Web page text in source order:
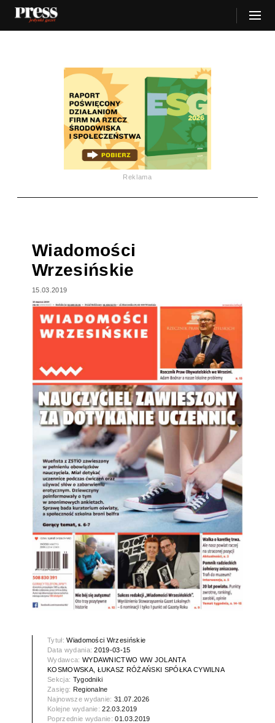
Reklama
Wiadomości
Wrzesińskie
15.03.2019
Tytuł:Wiadomości Wrzesińskie
Data wydania:2019-03-15
Wydawca: WYDAWNICTWO WW JOLANTA
KOSMOWSKA, ŁUKASZ RÓŻAŃSKI SPÓŁKA CYWILNA
Sekcja: Tygodniki
Zasięg: Regionalne
Najnowsze wydanie:31.07.2026
Kolejne wydanie:22.03.2019
Poprzednie wydanie:01.03.2019